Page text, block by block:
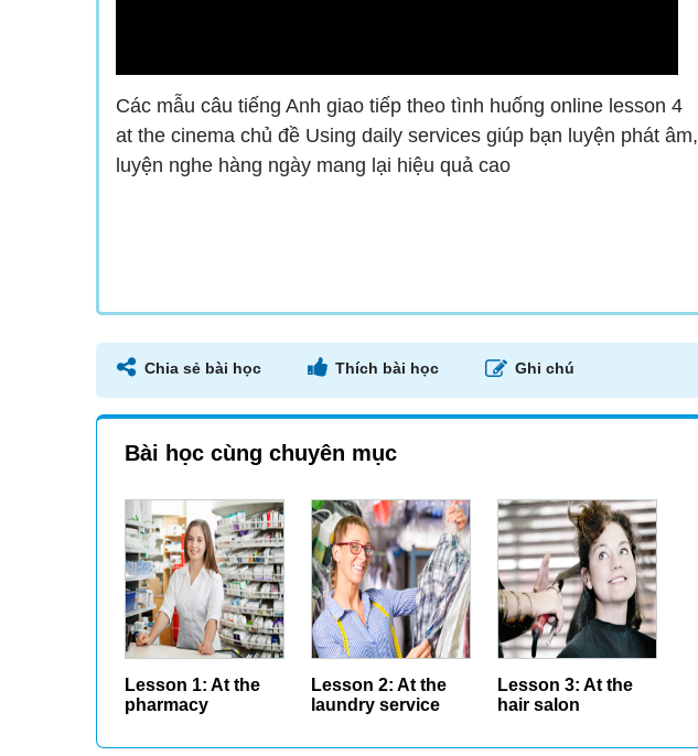
Các mẫu câu tiếng Anh giao tiếp theo tình huống online lesson 4
at the cinema chủ đề Using daily services giúp bạn luyện phát âm,
luyện nghe hàng ngày mang lại hiệu quả cao
Chia sẻ bài học Thích bài học Ghi chú
Bài học cùng chuyên mục
Lesson 1: At the
pharmacy
Lesson 2: At the
laundry service
Lesson 3: At the
hair salon